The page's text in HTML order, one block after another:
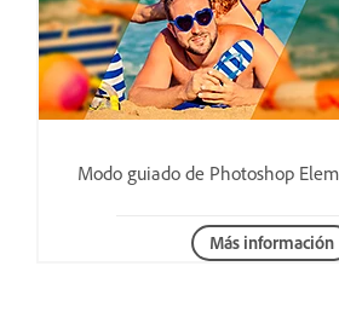
Modo guiado de Photoshop
Más información